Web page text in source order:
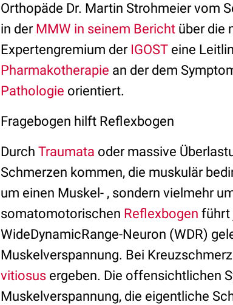
Orthopäde Dr. Martin Strohmeier vom
in der MMW in seinem Bericht über die
Expertengremium der IGOST eine
Pharmakotherapie an der dem
Pathologie orientiert.
Fragebogen hilft Reflexbogen
Durch Traumata oder massive
Schmerzen kommen, die muskulär
um einen Muskel- , sondern vielmehr
somatomotorischen Reflexbogen führt
WideDynamicRange-Neuron (WDR)
Muskelverspannung. Bei
vitiosus ergeben. Die offensichtlichen
Muskelverspannung, die eigentliche